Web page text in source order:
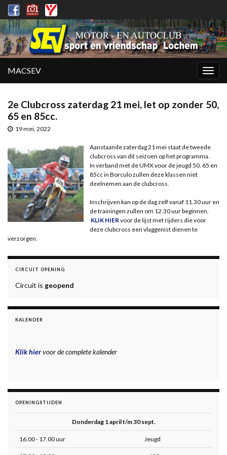
MACSEV
2e Clubcross zaterdag 21 mei, let op zonder 50,
65 en 85cc.
19 mei, 2022
Aanstaande zaterdag 21 mei staat de tweede
clubcross van dit seizoen op het programma.
In verband met de UMX voor de jeugd 50, 65 en
85cc in Borculo zullen deze klassen niet
deelnemen aan de clubcross.
Inschrijven kan op de dag zelf vanaf 11.30 uur en
de trainingen zullen om 12.30 uur beginnen.
KLIK HIER voor de lijst met rijders die voor
deze clubcross een vlaggenist dienen te
verzorgen.
CIRCUIT OPENING
Circuit is geopend
KALENDER
Klik hiervoor de complete kalender
OPENINGSTIJDEN
Donderdag 1 april t/m 30 sept.
16.00 - 17.00 uur Jeugd